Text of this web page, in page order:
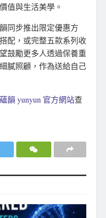
值與生活美學。
同步推出限定優惠方
配，或完整五款系列收
鼓勵更多人透過保養重
膩照顧，作為送給自己
蘊韻 yunyun 官方網站查